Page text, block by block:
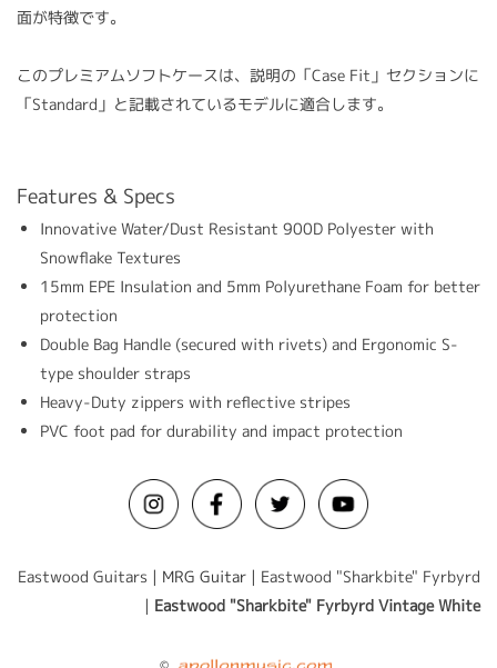
面が特徴です。
このプレミアムソフトケースは、説明の「Case Fit」セクションに
「Standard」と記載されているモデルに適合します。
Features & Specs
Innovative Water/Dust Resistant 900D Polyester with
Snowflake Textures
15mm EPE Insulation and 5mm Polyurethane Foam for better
protection
Double Bag Handle (secured with rivets) and Ergonomic S-
type shoulder straps
Heavy-Duty zippers with reflective stripes
PVC foot pad for durability and impact protection
Eastwood Guitars | MRG Guitar | Eastwood "Sharkbite" Fyrbyrd
| Eastwood "Sharkbite" Fyrbyrd Vintage White
©️